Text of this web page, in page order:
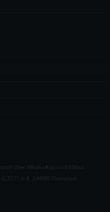
über WhatsApp und EMail
6-8, 24988 Oeversee